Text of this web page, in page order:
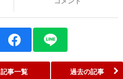
記事一覧 過去の記事